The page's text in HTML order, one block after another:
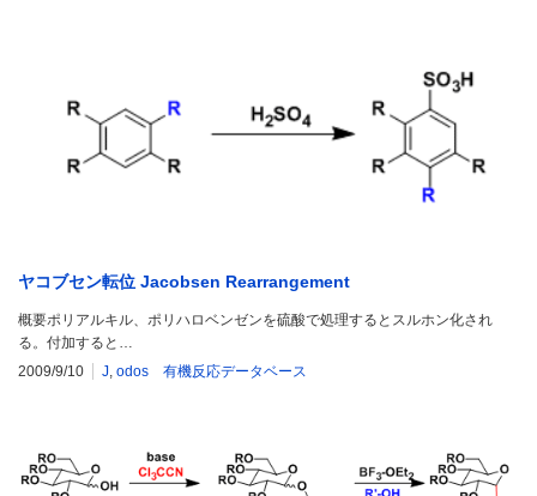
ヤコブセン転位 Jacobsen Rearrangement
概要ポリアルキル、ポリハロベンゼンを硫酸で処理するとスルホン化され
る。付加すると…
2009/9/10
J odos 有機反応データベース